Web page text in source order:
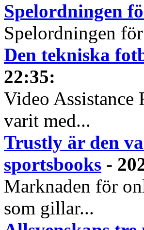
Spelordningen
Spelordningen
Den tekniska
22:35:
Video Assistance
varit med...
Trustly är den
sportsbooks -
Marknaden för
som gillar...